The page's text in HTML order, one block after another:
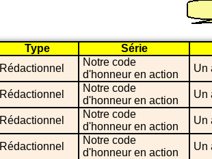
Type
Série
Rédactionnel
Notre code
d'honneur en action
Un
Rédactionnel
Notre code
d'honneur en action
Un
Rédactionnel
Notre code
d'honneur en action
Un
Rédactionnel
Notre code
d'honneur en action
Un